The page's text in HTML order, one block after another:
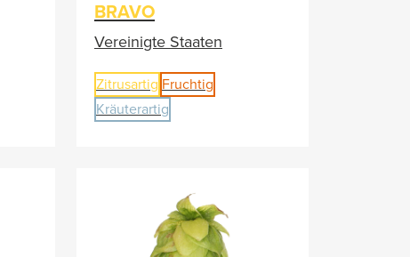
BRAVO
Vereinigte Staaten
Zitrusartig Fruchtig
Kräuterartig